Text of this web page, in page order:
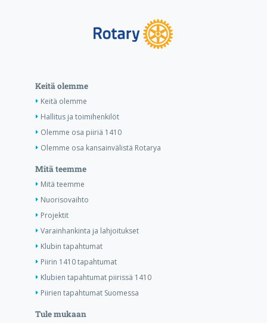
Keitä olemme
Keitä olemme
Hallitus ja toimihenkilöt
Olemme osa piiriä 1410
Olemme osa kansainvälistä Rotarya
Mitä teemme
Mitä teemme
Nuorisovaihto
Projektit
Varainhankinta ja lahjoitukset
Klubin tapahtumat
Piirin 1410 tapahtumat
Klubien tapahtumat piirissä 1410
Piirien tapahtumat Suomessa
Tule mukaan